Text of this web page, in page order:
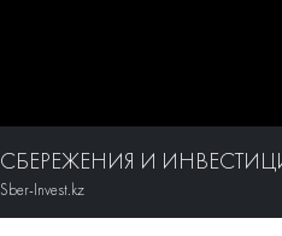
СБЕРЕЖЕНИЯ И
Sber-Invest.kz